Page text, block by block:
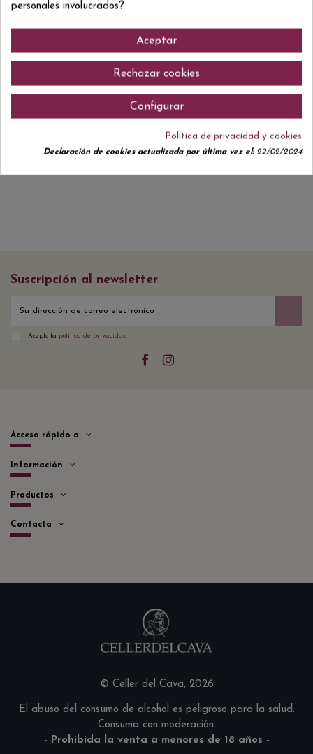
Comentarios (0)
No hay reseñas de clientes en este momento.
Suscripción al newsletter
Acepto la política de privacidad
Acceso rápido a
Información
Productos
Contacta
© Celler del Cava, 2026
El abuso del consumo de alcohol es peligroso para la salud.
Consuma con moderación.
- Prohibida la venta a menores de 18 años -
personales involucrados?
Aceptar
Rechazar cookies
Configurar
Política de privacidad y cookies
Declaración de cookies actualizada por última vez el:22/02/2024